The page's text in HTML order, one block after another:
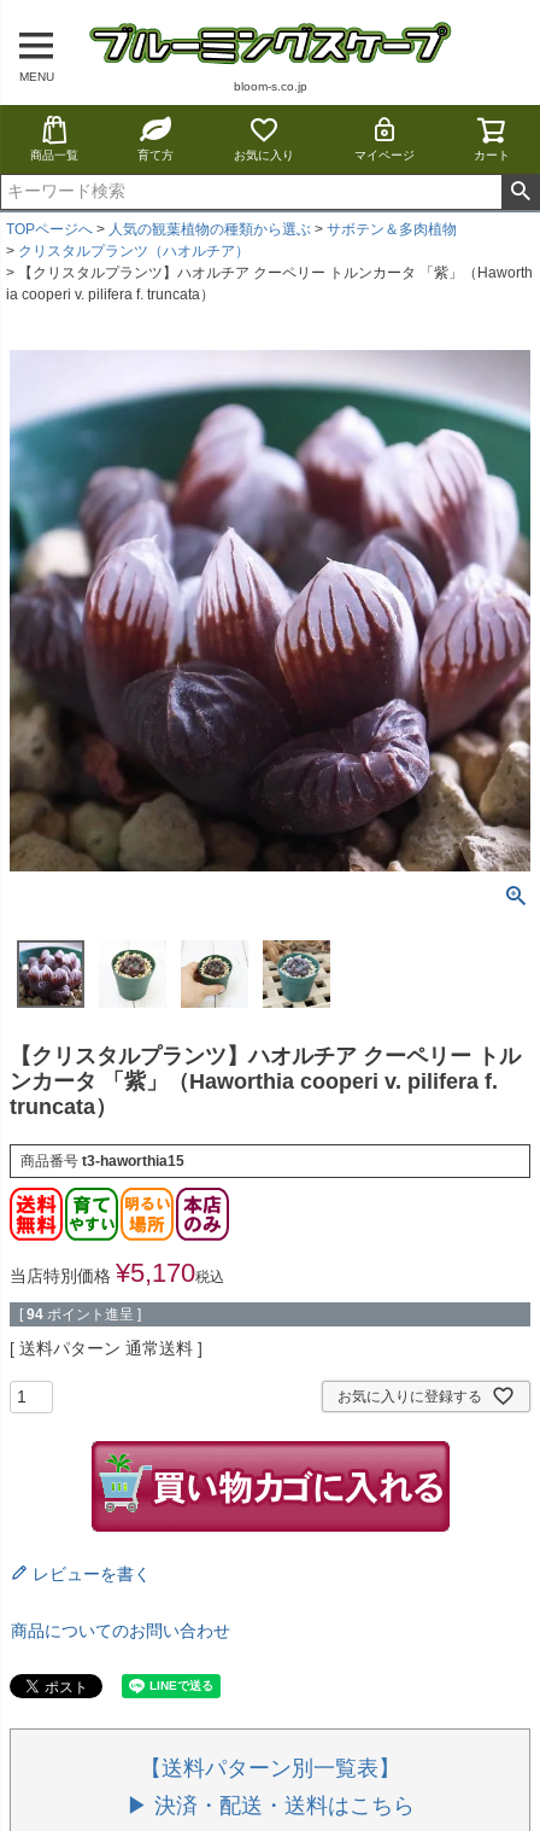
MENU
bloom-s.co.jp
商品一覧 育て方 お気に入り マイページ カート
TOPページへ 人気の観葉植物の種類から選ぶ
サボテン＆多肉植物
クリスタルプランツ（ハオルチア）
【クリスタルプランツ】ハオルチア クーペリー トルンカータ 「紫」（Haworth
ia cooperi v. pilifera f. truncata）
【クリスタルプランツ】ハオルチア クーペリー トル
ンカータ 「紫」（Haworthia cooperi v. pilifera f.
truncata）
商品番号 t3-haworthia15
当店特別価格 ¥5,170税込
[ 94 ポイント進呈 ]
送料パターン 通常送料
お気に入りに登録する
レビューを書く
商品についてのお問い合わせ
【送料パターン別一覧表】
▶ 決済・配送・送料はこちら